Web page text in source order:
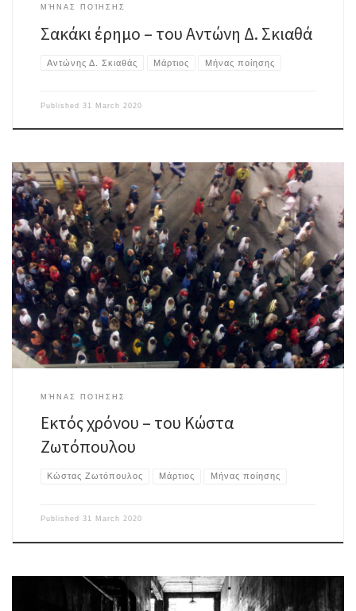
ΜΉΝΑΣ ΠΟΊΗΣΗΣ
Σακάκι έρημο – του Αντώνη Δ. Σκιαθά
Αντώνης Δ. Σκιαθάς Μάρτιος Μήνας ποίησης
Published 31 March 2020
Δεν θα διαρκέσει πολύ, αλλ΄ αναμένουν κατά βάθος αυτοί και στο μέλλον
αντάμωμα, κι αυτός δεν μπορεί πια να το παρατηρήσει. Το δικό του έχει
σταματήσει μα των άλλων κτυπούν τα χρονόμετρα, δίνουν ρυθμό σε
ψιθύρους, ομιλίες, λύπης εκφράσεις, χειρονομίες. Τον αποχαιρετούν
σαν να μπορούν να κρυφτούν εντός του χρόνου […]
ΜΉΝΑΣ ΠΟΊΗΣΗΣ
Εκτός χρόνου – του Κώστα
Ζωτόπουλου
Κώστας Ζωτόπουλος Μάρτιος Μήνας ποίησης
Published 31 March 2020